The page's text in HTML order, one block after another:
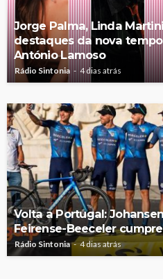
Jorge Palma, Linda
destaques da nova
António Lamoso
Rádio Sintonia 4 dias atrás
Volta a Portugal:
Feirense-Beeceler
Rádio Sintonia 4 dias atrás